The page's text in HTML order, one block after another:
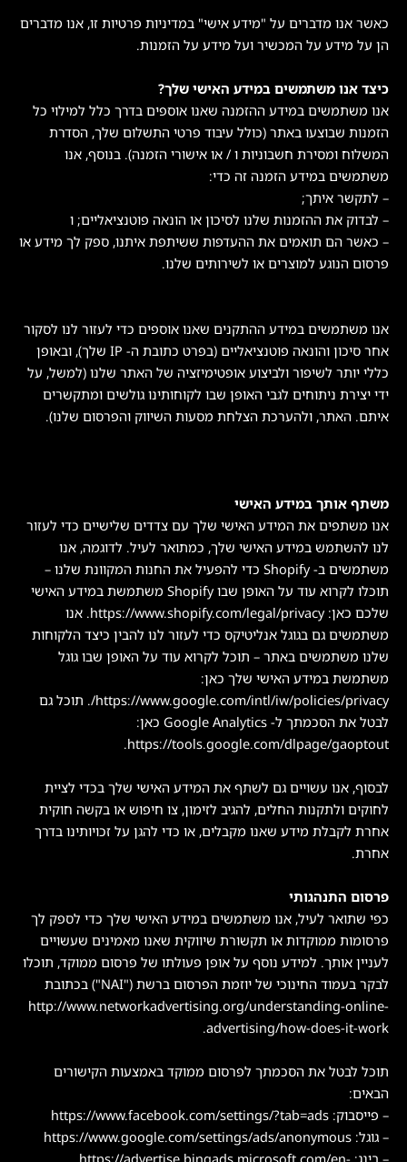
כאשר אנו מדברים על "מידע אישי" במדיניות פרטיות זו, אנו מדברים
הן על מידע על המכשיר ועל מידע על הזמנות.
כיצד אנו משתמשים במידע האישי שלך?
אנו משתמשים במידע ההזמנה שאנו אוספים בדרך כלל למילוי כל
הזמנות שבוצעו באתר (כולל עיבוד פרטי התשלום שלך, הסדרת
המשלוח ומסירת חשבוניות ו / או אישורי הזמנה). בנוסף, אנו
משתמשים במידע הזמנה זה כדי:
– לתקשר איתך;
– לבדוק את ההזמנות שלנו לסיכון או הונאה פוטנציאליים; ו
– כאשר הם תואמים את ההעדפות ששיתפת איתנו, ספק לך מידע או
פרסום הנוגע למוצרים או לשירותים שלנו.
אנו משתמשים במידע ההתקנים שאנו אוספים כדי לעזור לנו לסקור
אחר סיכון והונאה פוטנציאליים (בפרט כתובת ה- IP שלך), ובאופן
כללי יותר לשיפור ולביצוע אופטימיזציה של האתר שלנו (למשל, על
ידי יצירת ניתוחים לגבי האופן שבו לקוחותינו גולשים ומתקשרים
איתם. האתר, ולהערכת הצלחת מסעות השיווק והפרסום שלנו).
משתף אותך במידע האישי
אנו משתפים את המידע האישי שלך עם צדדים שלישיים כדי לעזור
לנו להשתמש במידע האישי שלך, כמתואר לעיל. לדוגמה, אנו
משתמשים ב- Shopify כדי להפעיל את החנות המקוונת שלנו –
תוכלו לקרוא עוד על האופן שבו Shopify משתמשת במידע האישי
שלכם כאן: https://www.shopify.com/legal/privacy. אנו
משתמשים גם בגוגל אנליטיקס כדי לעזור לנו להבין כיצד הלקוחות
שלנו משתמשים באתר – תוכל לקרוא עוד על האופן שבו גוגל
משתמשת במידע האישי שלך כאן:
https://www.google.com/intl/iw/policies/privacy/. תוכל גם
לבטל את הסכמתך ל- Google Analytics כאן:
https://tools.google.com/dlpage/gaoptout.
לבסוף, אנו עשויים גם לשתף את המידע האישי שלך בכדי לציית
לחוקים ולתקנות החלים, להגיב לזימון, צו חיפוש או בקשה חוקית
אחרת לקבלת מידע שאנו מקבלים, או כדי להגן על זכויותינו בדרך
אחרת.
פרסום התנהגותי
כפי שתואר לעיל, אנו משתמשים במידע האישי שלך כדי לספק לך
פרסומות ממוקדות או תקשורת שיווקית שאנו מאמינים שעשויים
לעניין אותך. למידע נוסף על אופן פעולתו של פרסום ממוקד, תוכלו
לבקר בעמוד החינוכי של יוזמת הפרסום ברשת ("NAI") בכתובת
http://www.networkadvertising.org/understanding-online-
advertising/how-does-it-work.
תוכל לבטל את הסכמתך לפרסום ממוקד באמצעות הקישורים
הבאים:
– פייסבוק: https://www.facebook.com/settings/?tab=ads
– גוגל: https://www.google.com/settings/ads/anonymous